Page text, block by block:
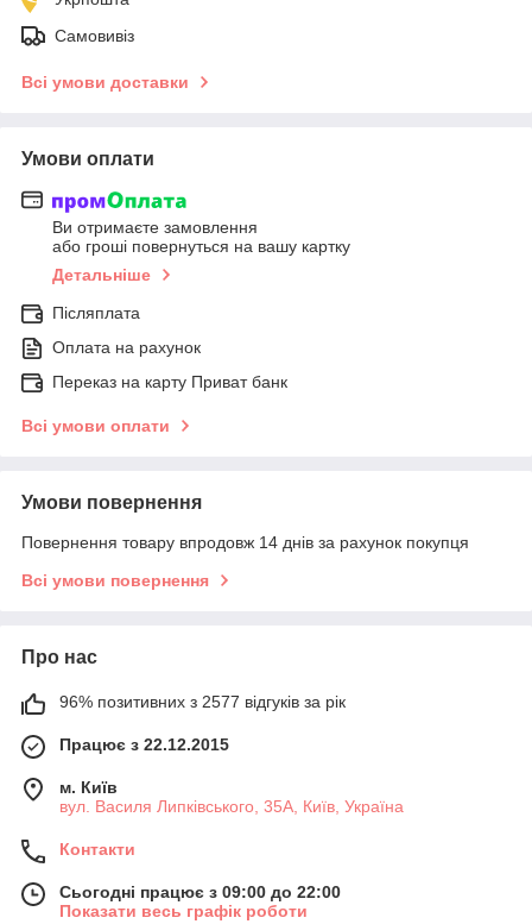
Самовивіз
Всі умови доставки
Умови оплати
Ви отримаєте замовлення
або гроші повернуться на вашу картку
Детальніше
Післяплата
Оплата на рахунок
Переказ на карту Приват банк
Всі умови оплати
Умови повернення
Повернення товару впродовж 14 днів за рахунок покупця
Всі умови повернення
Про нас
96% позитивних з 2577 відгуків за рік
Працює з 22.12.2015
м. Київ
вул. Василя Липківського, 35А, Київ, Україна
Контакти
Сьогодні працює з 09:00 до 22:00
Показати весь графік роботи